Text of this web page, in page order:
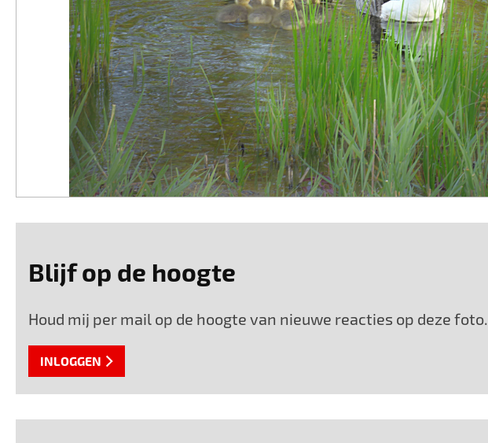
Blijf op de hoogte
Houd mij per mail op de hoogte van nieuwe reacties op deze foto.
INLOGGEN